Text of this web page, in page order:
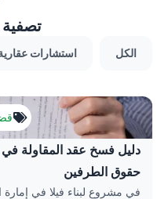
تصفية
الكل استشارات
دليل فسخ عقد المقاولة في
حقوق الطرفين
في مشروع لبناء فيلا في